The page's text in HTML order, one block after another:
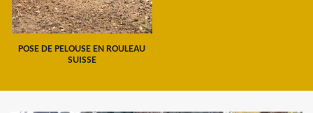
POSE DE PELOUSE EN ROULEAU
SUISSE